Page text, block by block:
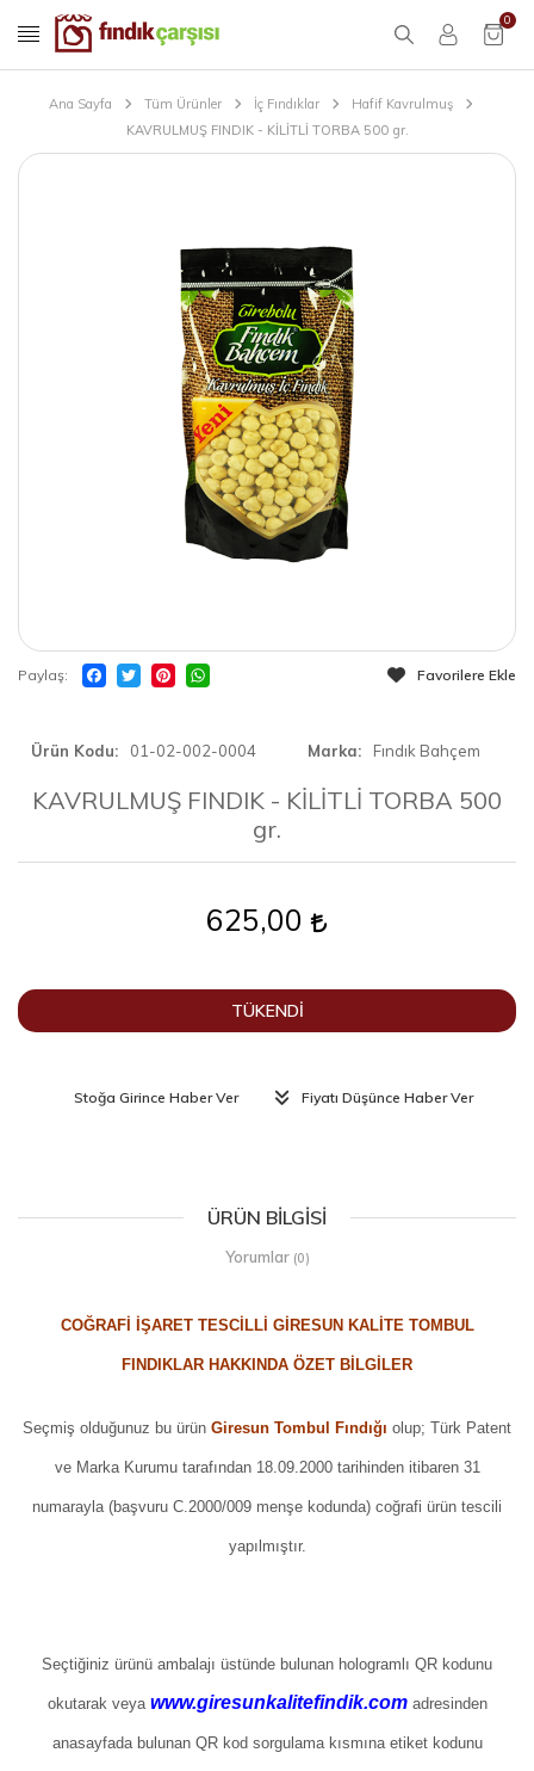
0
Ana Sayfa Tüm Ürünler İç Fındıklar
Hafif Kavrulmuş
KAVRULMUŞ FINDIK - KİLİTLİ TORBA 500 gr.
Paylaş Favorilere Ekle
Ürün Kodu 01-02-002-0004 Marka Fındık Bahçem
KAVRULMUŞ FINDIK - KİLİTLİ TORBA 500
gr.
625,00
TÜKENDİ
Stoğa Girince Haber Ver Fiyatı Düşünce Haber Ver
ÜRÜN BILGISI
Yorumlar (0)
COĞRAFİ İŞARET TESCİLLİ GİRESUN KALİTE TOMBUL
FINDIKLAR HAKKINDA ÖZET BİLGİLER
Seçmiş olduğunuz bu ürün Giresun Tombul Fındığı olup; Türk Patent
ve Marka Kurumu tarafından 18.09.2000 tarihinden itibaren 31
numarayla (başvuru C.2000/009 menşe kodunda) coğrafi ürün tescili
yapılmıştır.
Seçtiğiniz ürünü ambalajı üstünde bulunan hologramlı QR kodunu
okutarak veya www.giresunkalitefindik.comadresinden
anasayfada bulunan QR kod sorgulama kısmına etiket kodunu